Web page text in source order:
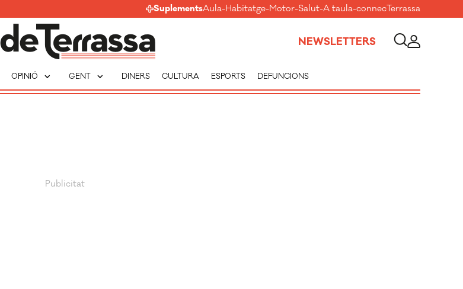
SuplementsAula-Habitatge-Motor-Salut-A taula-connecTerrassa
NEWSLETTERS
OPINIÓ expand_more GENT expand_more DINERS CULTURA ESPORTS DEFUNCIONS